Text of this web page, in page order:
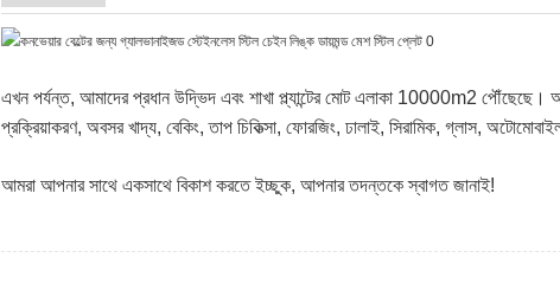
এখন পর্যন্ত, আমাদের প্রধান উদ্ভিদ এবং শাখা প্ল্যান্টের মোট এলাকা 10000m2 পৌঁছেছে।
প্রক্রিয়াকরণ, অবসর খাদ্য, বেকিং, তাপ চিকিত্সা, ফোরজিং, ঢালাই, সিরামিক, গ্লাস,
আমরা আপনার সাথে একসাথে বিকাশ করতে ইচ্ছুক, আপনার তদন্তকে স্বাগত জানাই!